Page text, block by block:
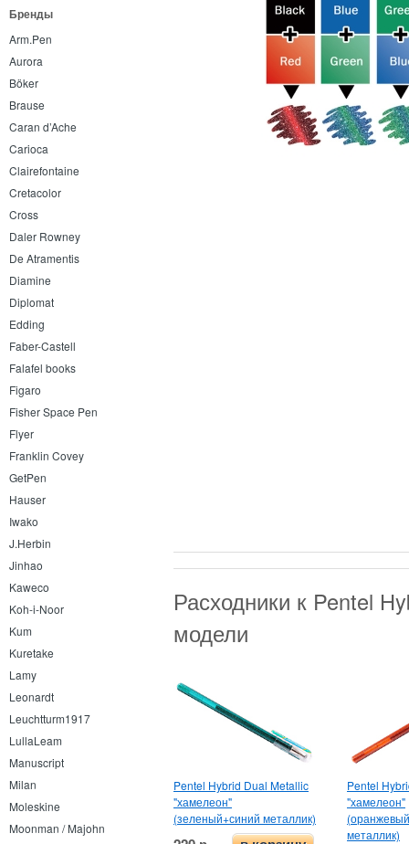
Бренды
Arm.Pen
Aurora
Böker
Brause
Caran d’Ache
Carioca
Clairefontaine
Cretacolor
Cross
Daler Rowney
De Atramentis
Diamine
Diplomat
Edding
Faber-Castell
Falafel books
Figaro
Fisher Space Pen
Flyer
Franklin Covey
GetPen
Hauser
Iwako
J.Herbin
Jinhao
Kaweco
Koh-i-Noor
Kum
Kuretake
Lamy
Leonardt
Leuchtturm1917
LullaLeam
Manuscript
Milan
Moleskine
Moonman / Majohn
Расходники к Pentel
модели
Pentel Hybrid Dual Metallic
"хамелеон"
(зеленый+синий металлик)
Pentel
"хамелеон"
металлик)